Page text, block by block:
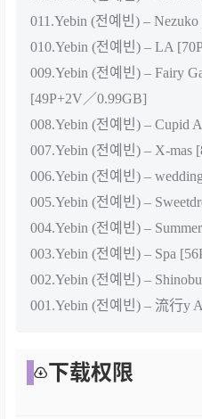
011.Yebin (전예빈) –
010.Yebin (전예빈) – LA
009.Yebin (전예빈) – Fairy
[49P+2V／0.99GB]
008.Yebin (전예빈) – Cupid
007.Yebin (전예빈) – X-mas
006.Yebin (전예빈) –
005.Yebin (전예빈) –
004.Yebin (전예빈) –
003.Yebin (전예빈) – Spa
002.Yebin (전예빈) –
001.Yebin (전예빈) – 流行y
下载权限